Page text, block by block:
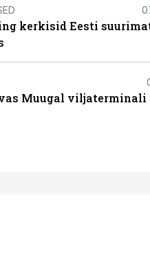
kerkisid Eesti
Muugal viljaterminali